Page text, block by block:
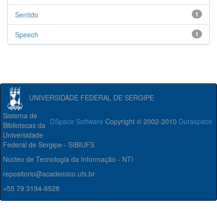
1
Sentido
1
Speech
UNIVERSIDADE FEDERAL DE SERGIPE
DSpace Software Copyright © 2002-2010 Duraspace
Sistema de
Bibliotecas da
Universidade
Federal de Sergipe - SIBIUFS
Núcleo de Tecnologia da Informação - NTI
repositorio@academico.ufs.br
+55 79 3194-6528